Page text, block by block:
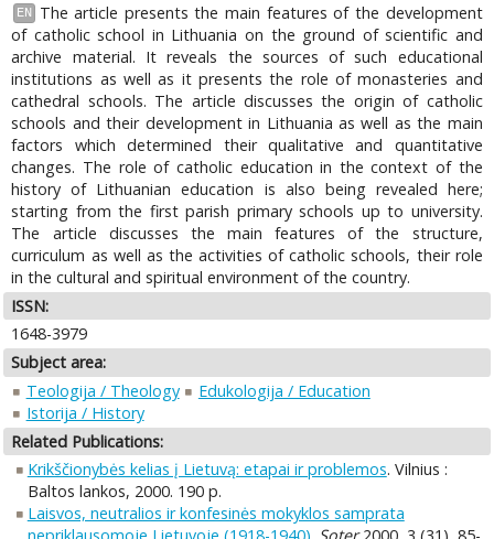
EN
The article presents the main features of the development
of catholic school in Lithuania on the ground of scientific and
archive material. It reveals the sources of such educational
institutions as well as it presents the role of monasteries and
cathedral schools. The article discusses the origin of catholic
schools and their development in Lithuania as well as the main
factors which determined their qualitative and quantitative
changes. The role of catholic education in the context of the
history of Lithuanian education is also being revealed here;
starting from the first parish primary schools up to university.
The article discusses the main features of the structure,
curriculum as well as the activities of catholic schools, their role
in the cultural and spiritual environment of the country.
ISSN:
1648-3979
Subject area:
Teologija / Theology
Edukologija / Education
Istorija / History
Related Publications:
Krikščionybės kelias į Lietuvą: etapai ir problemos. Vilnius :
Baltos lankos, 2000. 190 p.
Laisvos, neutralios ir konfesinės mokyklos samprata